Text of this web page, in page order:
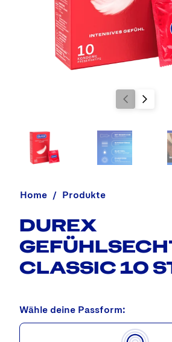
Home Produkte
DUREX
CLASSIC 10
Wähle deine Passform: